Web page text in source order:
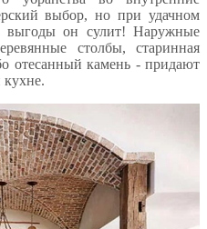
выбор, но при удачном
выгоды он сулит! Наружные
столбы, старинная
отесанный камень - придают